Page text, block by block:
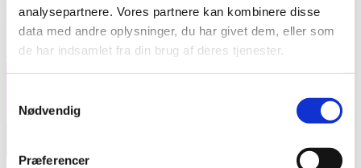
analysepartnere. Vores partnere kan kombinere disse
data med andre oplysninger, du har givet dem, eller som
de har indsamlet fra din brug af deres tjenester.
Nødvendig
Præferencer
ffm.to
FacebookEmail